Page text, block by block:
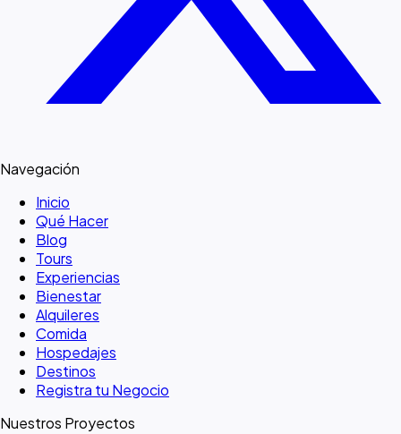
Navegación
Inicio
Qué Hacer
Blog
Tours
Experiencias
Bienestar
Alquileres
Comida
Hospedajes
Destinos
Registra tu Negocio
Nuestros Proyectos